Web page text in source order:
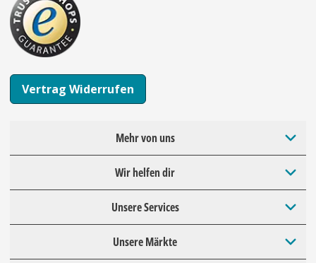
Vertrag Widerrufen
Mehr von uns
Wir helfen dir
Unsere Services
Unsere Märkte